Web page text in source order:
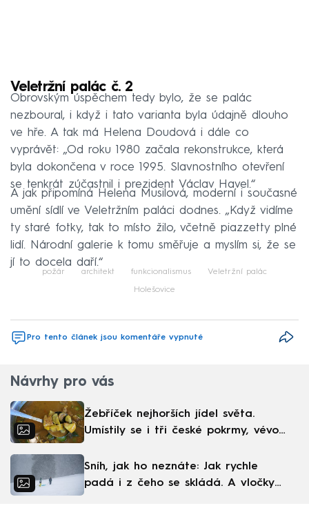
Veletržní palác č. 2
Obrovským úspěchem tedy bylo, že se palác
nezboural, i když i tato varianta byla údajně dlouho
ve hře. A tak má Helena Doudová i dále co
vyprávět: „Od roku 1980 začala rekonstrukce, která
byla dokončena v roce 1995. Slavnostního otevření
se tenkrát zúčastnil i prezident Václav Havel.“
A jak připomíná Helena Musilová, moderní i současné
umění sídlí ve Veletržním paláci dodnes. „Když vidíme
ty staré fotky, tak to místo žilo, včetně piazzetty plné
lidí. Národní galerie k tomu směřuje a myslím si, že se
jí to docela daří.“
požár architekt funkcionalismus Veletržní palác
Holešovice
Pro tento článek jsou komentáře vypnuté
Návrhy pro vás
Žebříček nejhorších jídel světa.
Umístily se i tři české pokrmy, vévodí
Sníh, jak ho neznáte: Jak rychle
padá i z čeho se skládá. A vločky